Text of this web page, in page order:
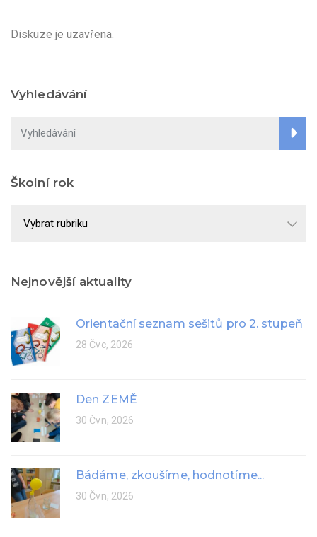
Diskuze je uzavřena.
Vyhledávání
Školní rok
rok
Nejnovější aktuality
Orientační seznam sešitů pro 2. stupeň
28 Čvc, 2026
Den ZEMĚ
30 Čvn, 2026
Bádáme, zkoušíme, hodnotíme...
30 Čvn, 2026